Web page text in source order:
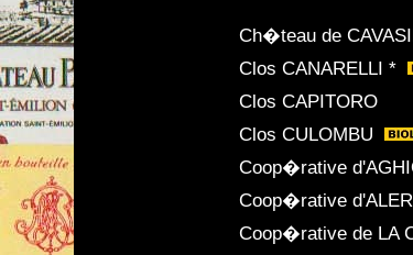
Ch�teau de
Clos CANARELLI *
Clos CAPITORO
Clos CULOMBU
Coop�rative
Coop�rative
Coop�rative de LA